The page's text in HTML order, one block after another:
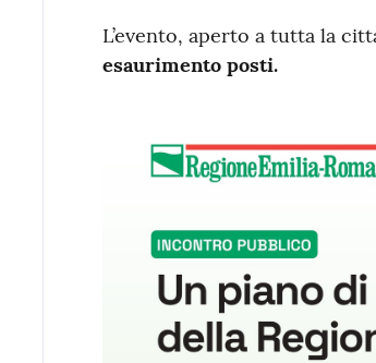
L’evento, aperto a tutta la
esaurimento posti.